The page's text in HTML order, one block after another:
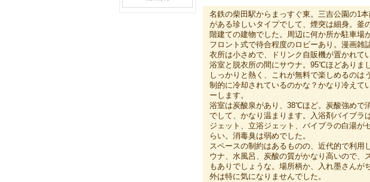
名鉄の柴田駅からまっすぐ東。三吉公園の1
がある珍しいタイプでして、煙突は細身。釜
階建ての建物でした。周辺に何か所か駐車場
フロント式で待合程度のロビーあり。漫画雑
衣所は小さめで、ドリンク自販機が置かれてい
浴室と脱衣所の間にサウナ。95℃ほどありま
しっかりと熱く、これが無料で楽しめるのは
制的に冷却されているのかな？かなり冷えて
ーします。
浴室は炭酸泉があり、38℃ほど。炭酸強めで
でして、かなり温まります。入浴剤バイブ
ジェット、立浴ジェット、バイブラの白湯が
らい。消毒臭は弱めでした。
スペースの制約はあるものの、近代的で利用
ウナ、水風呂、炭酸の質がかなり高いので、
もありでしょうな。場所柄か、入れ墨さんが
外は特に気になりませんでした。